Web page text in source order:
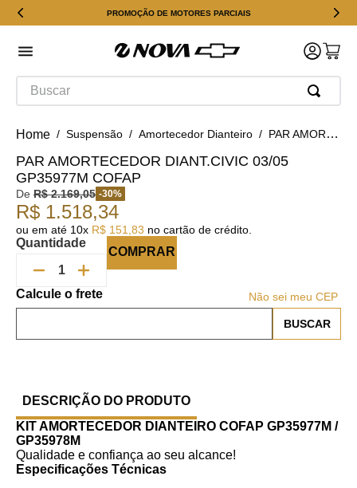
PROMOÇÃO DE MOTORES PARCIAIS
Buscar
Suspensão Amortecedor Dianteiro PAR AMORTECEDOR DIANT.CIVIC 03/05 GP35977M COFAP
PAR AMORTECEDOR DIANT.CIVIC 03/05
GP35977M COFAP
De R$ 2.169,05 -30%
R$ 1.518,34
ou em até 10x R$ 151 83 no cartão de crédito.
Quantidade
COMPRAR
Não sei meu CEP
DESCRIÇÃO DO PRODUTO
KIT AMORTECEDOR DIANTEIRO COFAP GP35977M /
GP35978M
Qualidade e confiança ao seu alcance!
Especificações Técnicas